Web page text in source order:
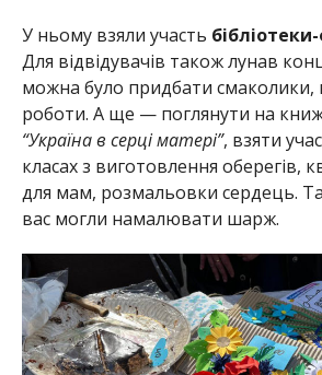
У ньому взяли участь
Для відвідувачів також лунав
можна було придбати смаколики,
роботи. А ще — поглянути на
“Україна в серці матері”, взяти
класах з виготовлення оберегів,
для мам, розмальовки сердець.
вас могли намалювати шарж.